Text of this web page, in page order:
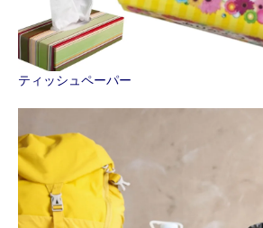
ティッシュペーパー